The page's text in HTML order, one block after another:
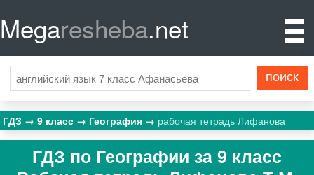
Megaresheba.net
ГДЗ 9 класс География рабочая тетрадь Лифанова
ГДЗ по Географии за 9 класс